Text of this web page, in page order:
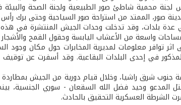
لجنة محمية شاطئ صور الطبيعية ولجنة الصحة
صور، الممتد من استراحة صور السياحية وحتى برك
عدة بلدات، وقد تدخلت وحدات الجيش المنتشرة في هذه
واسعة من الأعشاب اليابسة وحقول القمح والأشجار
توافر معلومات لمديرية المخابرات حول مكان وجود
المكان المذكور في إحدى البلدات البقاعية. وقد أسفرت
اليابسة جنوب شرق راشيا، وخلال قيام دورية من الجيش
وحيد فضل الله السقعان - سوري الجنسية،
الشرطة العسكرية التحقيق بالحادث.